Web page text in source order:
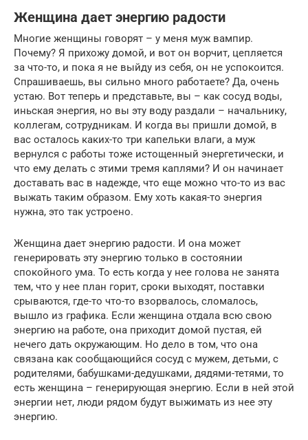
Женщина дает энергию радости
Многие женщины говорят – у меня муж вампир.
Почему? Я прихожу домой, и вот он ворчит, цепляется
за что-то, и пока я не выйду из себя, он не успокоится.
Спрашиваешь, вы сильно много работаете? Да, очень
устаю. Вот теперь и представьте, вы – как сосуд воды,
иньская энергия, но вы эту воду раздали – начальнику,
коллегам, сотрудникам. И когда вы пришли домой, в
вас осталось каких-то три капельки влаги, а муж
вернулся с работы тоже истощенный энергетически, и
что ему делать с этими тремя каплями? И он начинает
доставать вас в надежде, что еще можно что-то из вас
выжать таким образом. Ему хоть какая-то энергия
нужна, это так устроено.
Женщина дает энергию радости. И она может
генерировать эту энергию только в состоянии
спокойного ума. То есть когда у нее голова не занята
тем, что у нее план горит, сроки выходят, поставки
срываются, где-то что-то взорвалось, сломалось,
вышло из графика. Если женщина отдала всю свою
энергию на работе, она приходит домой пустая, ей
нечего дать окружающим. Но дело в том, что она
связана как сообщающийся сосуд с мужем, детьми, с
родителями, бабушками-дедушками, дядями-тетями, то
есть женщина – генерирующая энергию. Если в ней этой
энергии нет, люди рядом будут выжимать из нее эту
энергию.